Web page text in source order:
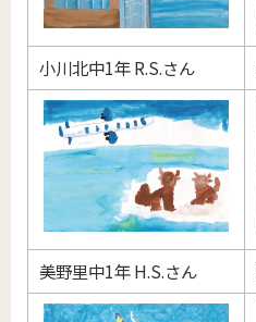
小川北中1年 R.S.さん
美野里中1年 H.S.さん